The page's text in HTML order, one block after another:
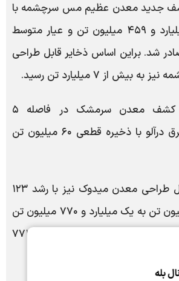
بله
جدید معدن عظیم مس سرچشمه با
ذخیره قطعی ۵ میلیارد و ۴۵۹ میلیون تن و عیار متوسط
شد. براین اساس ذخایر قابل طراحی
از ۷ میلیارد تن رسید.
در ادامه، گواهی کشف معدن سرمشک در فاصله ۵
کیلومتری جنوب شرق درآلو با ذخیره قطعی ۶۰ میلیون تن
همچنین ذخایر قابل طراحی معدن میدوک نیز با رشد ۱۲۳
درصدی از ۷۹۳ میلیون تن به یک میلیارد و ۷۷۰ میلیون تن
افزایش یافت و ذخایر قابل طراحی معدن دره‌زار نیز از ۷۷۴